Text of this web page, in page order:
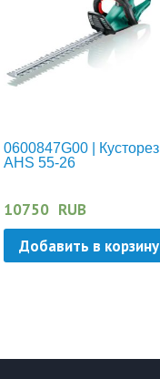
0600847G00 | Кусторез
AHS 55-26
10750 RUB
Добавить в корзину